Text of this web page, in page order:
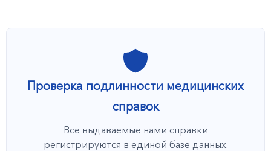
Проверка подлинности медицинских
справок
Все выдаваемые нами справки
регистрируются в единой базе данных.